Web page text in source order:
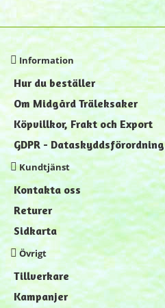
Information
Hur du beställer
Om Midgård Träleksaker
Köpvillkor, Frakt och Export
GDPR - Dataskyddsförordning
Kundtjänst
Kontakta oss
Returer
Sidkarta
Övrigt
Tillverkare
Kampanjer